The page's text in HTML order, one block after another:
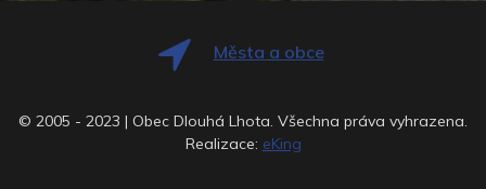
Města a obce
© 2005 - 2023 | Obec Dlouhá Lhota. Všechna práva vyhrazena.
Realizace: eKing